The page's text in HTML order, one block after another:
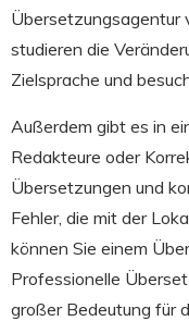
Übersetzungsagentur
studieren die
Zielsprache und
Außerdem gibt es in
Redakteure oder
Übersetzungen und
Fehler, die mit der
können Sie einem
Professionelle
großer Bedeutung für